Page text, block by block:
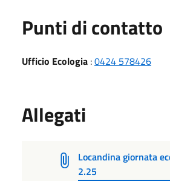
Punti di contatto
Ufficio Ecologia :0424 578426
Allegati
Locandina giornata
2.25